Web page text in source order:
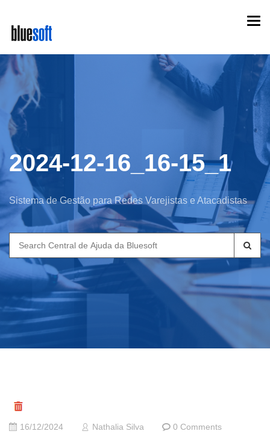
main
content
2024-12-16_16-15_1
Sistema de Gestão para Redes Varejistas e Atacadistas
Search
for:
16/12/2024 Nathalia Silva 0 Comments